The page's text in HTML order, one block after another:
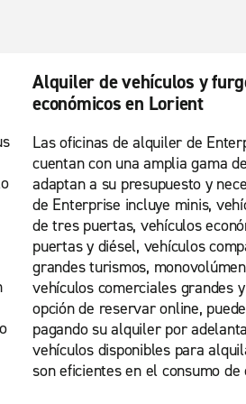
Alquiler de vehículos y
económicos en Lorient
Las oficinas de alquiler de
cuentan con una amplia gama
adaptan a su presupuesto y
de Enterprise incluye minis,
de tres puertas, vehículos
puertas y diésel, vehículos
grandes turismos,
vehículos comerciales grandes
opción de reservar online,
pagando su alquiler por
vehículos disponibles para
son eficientes en el consumo de